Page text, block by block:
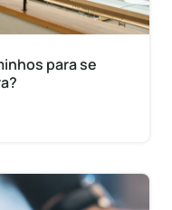
para se